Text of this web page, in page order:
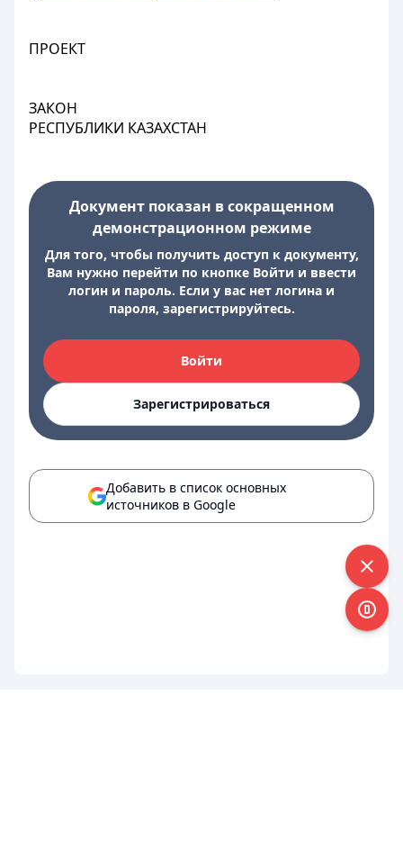
ПРОЕКТ
ЗАКОН
РЕСПУБЛИКИ КАЗАХСТАН
Документ показан в сокращенном
демонстрационном режиме
Для того, чтобы получить доступ к документу,
Вам нужно перейти по кнопке Войти и ввести
логин и пароль. Если у вас нет логина и
пароля, зарегистрируйтесь.
Войти
Зарегистрироваться
Добавить в список основных
источников в Google